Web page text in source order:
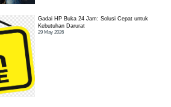
Gadai HP Buka 24 Jam: Solusi Cepat untuk
Kebutuhan Darurat
29 May 2026